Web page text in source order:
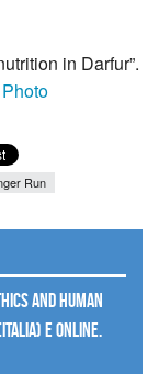
in Darfur”.
Run
and Human
e online.